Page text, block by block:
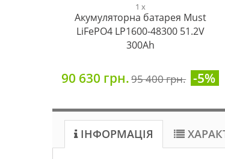
1 x
Акумуляторна батарея Must
LiFePO4 LP1600-48300 51.2V
300Ah
90 630 грн.95 400 грн. -5%
ІНФОРМАЦІЯ